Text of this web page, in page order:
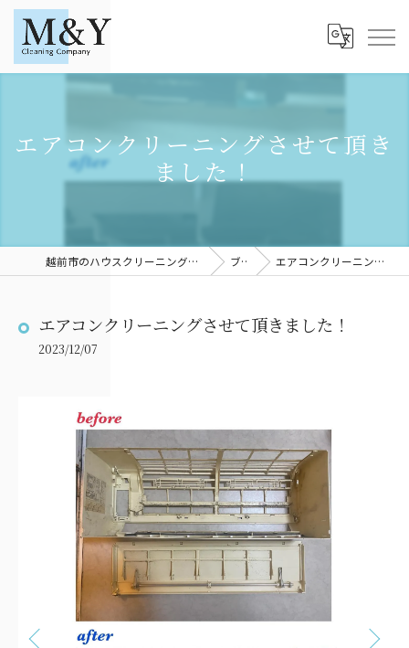
エアコンクリーニングさせて頂き
ました！
越前市のハウスクリーニングならM＆YCleaningCompany ブログ エアコンクリーニングさせて頂きました！
エアコンクリーニングさせて頂きました！
2023/12/07